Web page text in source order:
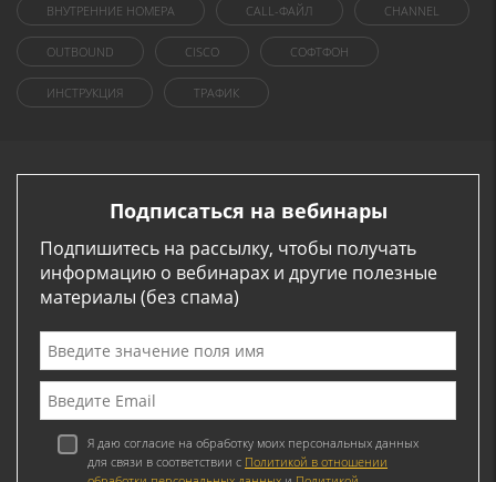
ВНУТРЕННИЕ НОМЕРА CALL-ФАЙЛ CHANNEL
OUTBOUND CISCO СОФТФОН
ИНСТРУКЦИЯ ТРАФИК
Подписаться на вебинары
Подпишитесь на рассылку, чтобы получать
информацию о вебинарах и другие полезные
материалы (без спама)
Я даю согласие на обработку моих персональных данных
для связи в соответствии с Политикой в отношении